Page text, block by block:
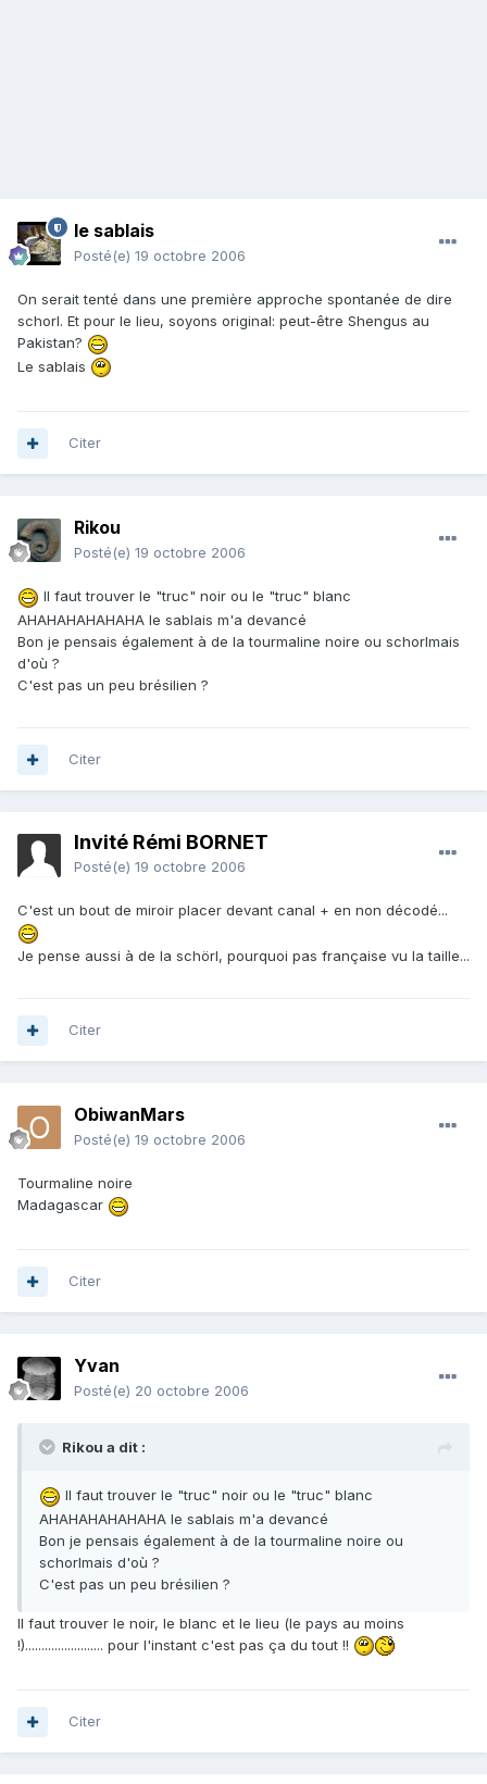
le sablais
Posté(e) 19 octobre 2006
On serait tenté dans une première approche spontanée de dire
schorl. Et pour le lieu, soyons original: peut-être Shengus au
Pakistan?
Le sablais
Citer
Rikou
Posté(e) 19 octobre 2006
Il faut trouver le "truc" noir ou le "truc" blanc
AHAHAHAHAHAHA le sablais m'a devancé
Bon je pensais également à de la tourmaline noire ou schorlmais
d'où ?
C'est pas un peu brésilien ?
Citer
Invité Rémi BORNET
Posté(e) 19 octobre 2006
C'est un bout de miroir placer devant canal + en non décodé...
Je pense aussi à de la schörl, pourquoi pas française vu la taille...
Citer
ObiwanMars
Posté(e) 19 octobre 2006
Tourmaline noire
Madagascar
Citer
Yvan
Posté(e) 20 octobre 2006
Rikou a dit :
Il faut trouver le "truc" noir ou le "truc" blanc
AHAHAHAHAHAHA le sablais m'a devancé
Bon je pensais également à de la tourmaline noire ou
schorlmais d'où ?
C'est pas un peu brésilien ?
Il faut trouver le noir, le blanc et le lieu (le pays au moins
!)........................ pour l'instant c'est pas ça du tout !!
Citer